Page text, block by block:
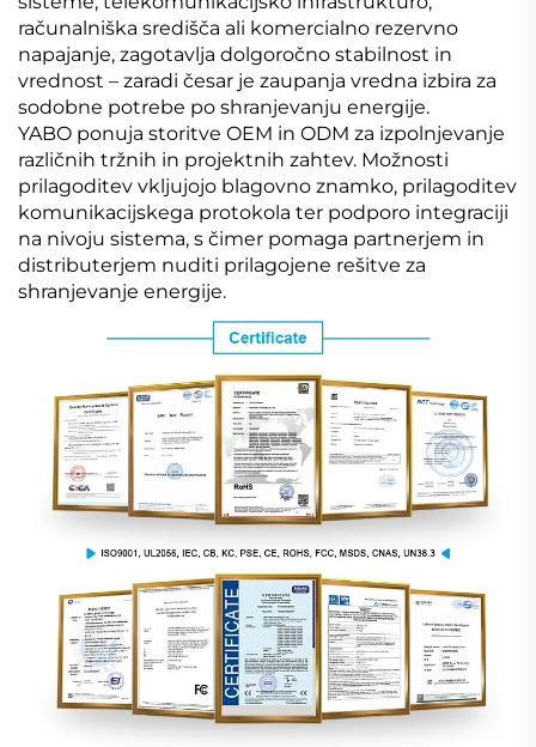
računalniška središča ali komercialno rezervno
napajanje, zagotavlja dolgoročno stabilnost in
vrednost – zaradi česar je zaupanja vredna izbira za
sodobne potrebe po shranjevanju energije.
YABO ponuja storitve OEM in ODM za izpolnjevanje
različnih tržnih in projektnih zahtev. Možnosti
prilagoditev vkljujojo blagovno znamko, prilagoditev
komunikacijskega protokola ter podporo integraciji
na nivoju sistema, s čimer pomaga partnerjem in
distributerjem nuditi prilagojene rešitve za
shranjevanje energije.